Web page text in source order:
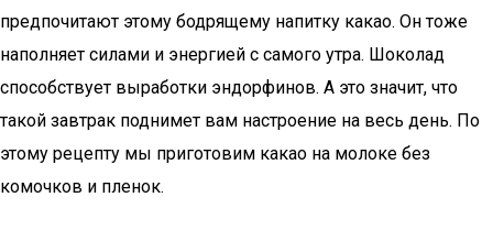
предпочитают этому бодрящему напитку какао. Он тоже
наполняет силами и энергией с самого утра. Шоколад
способствует выработки эндорфинов. А это значит, что
такой завтрак поднимет вам настроение на весь день. По
этому рецепту мы приготовим какао на молоке без
комочков и пленок.